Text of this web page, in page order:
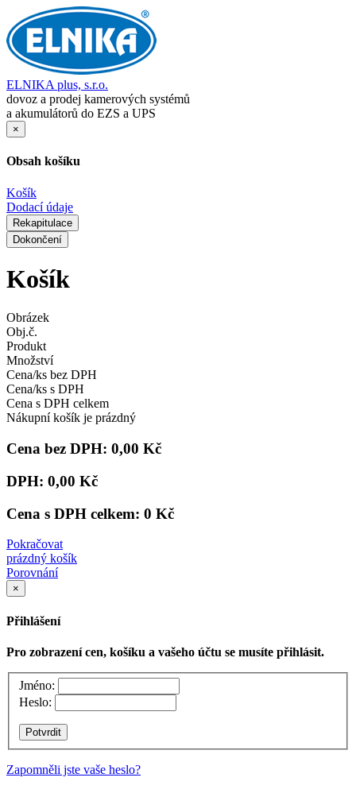
ELNIKA plus, s.r.o.
dovoz a prodej kamerových systémů
a akumulátorů do EZS a UPS
×
Obsah košíku
Košík
Dodací údaje
Rekapitulace
Dokončení
Košík
Obrázek
Obj.č.
Produkt
Množství
Cena/ks bez DPH
Cena/ks s DPH
Cena s DPH celkem
Nákupní košík je prázdný
Cena bez DPH: 0,00 Kč
DPH: 0,00 Kč
Cena s DPH celkem: 0 Kč
Pokračovat
prázdný košík
Porovnání
×
Přihlášení
Pro zobrazení cen, košíku a vašeho účtu se musíte přihlásit.
Jméno:
Heslo:
Zapomněli jste vaše heslo?